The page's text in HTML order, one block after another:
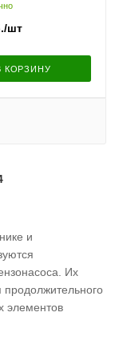
/шт
КОРЗИНУ
и
Их
элементов